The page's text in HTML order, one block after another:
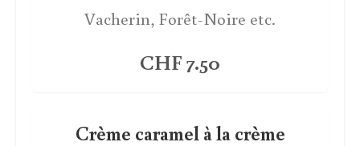
Vacherin, Forêt-Noire etc.
CHF 7.50
Crème caramel à la crème